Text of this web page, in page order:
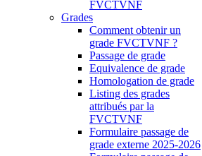
FVCTVNF
Grades
Comment obtenir un
grade FVCTVNF ?
Passage de grade
Equivalence de grade
Homologation de grade
Listing des grades
attribués par la
FVCTVNF
Formulaire passage de
grade externe 2025-2026